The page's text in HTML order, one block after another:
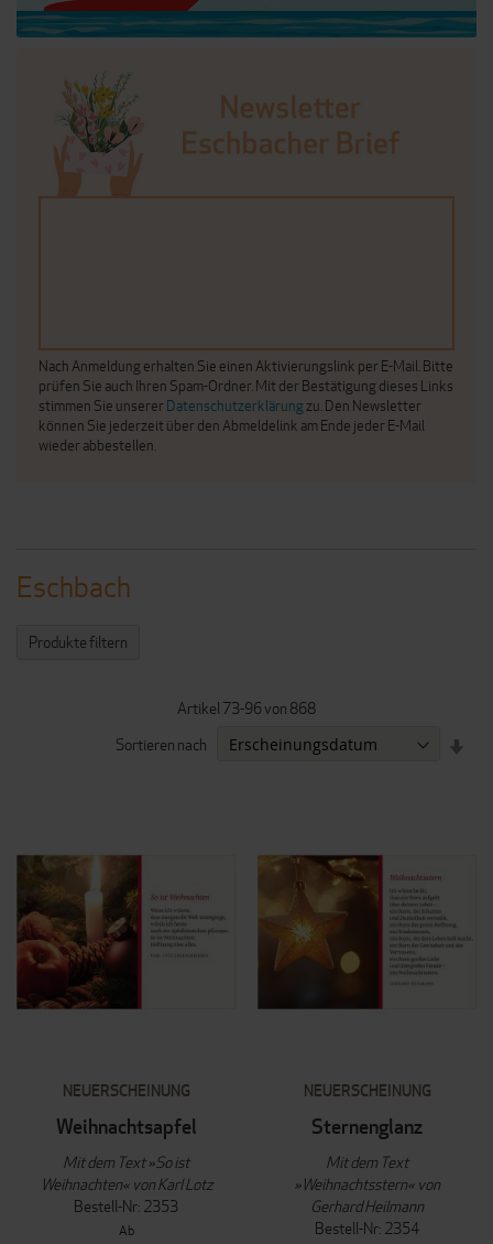
Nach Anmeldung erhalten Sie einen Aktivierungslink per E-Mail. Bitte
prüfen Sie auch Ihren Spam-Ordner. Mit der Bestätigung dieses Links
stimmen Sie unserer Datenschutzerklärungzu. Den Newsletter
können Sie jederzeit über den Abmeldelink am Ende jeder E-Mail
wieder abbestellen.
Eschbach
Artikel73-96von 868
Sortieren nach
NEUERSCHEINUNG
Weihnachtsapfel
Mit dem Text »So ist
Weihnachten« von Karl Lotz
Bestell-Nr: 2353
Ab
NEUERSCHEINUNG
Sternenglanz
Mit dem Text
»Weihnachtsstern« von
Gerhard Heilmann
Bestell-Nr: 2354
Produkte filtern